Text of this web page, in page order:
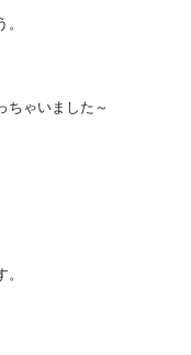
ちゃいました～